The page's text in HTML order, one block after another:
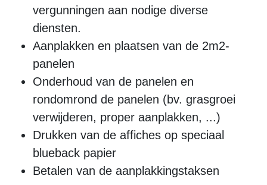
vergunningen aan nodige diverse
diensten.
Aanplakken en plaatsen van de 2m2-
panelen
Onderhoud van de panelen en
rondomrond de panelen (bv. grasgroei
verwijderen, proper aanplakken, ...)
Drukken van de affiches op speciaal
blueback papier
Betalen van de aanplakkingstaksen